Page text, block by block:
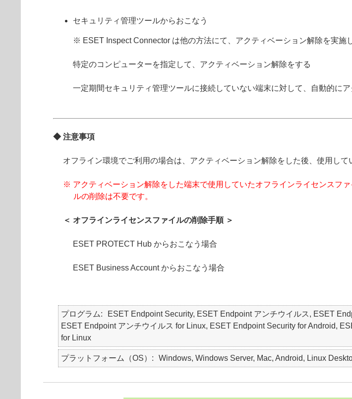
セキュリティ管理ツールからおこなう
※ ESET Inspect Connector は他の方法にて、アクティベーション解除を実施
特定のコンピューターを指定して、アクティベーション解除をする
一定期間セキュリティ管理ツールに接続していない端末に対して、自動的に
◆ 注意事項
オフライン環境でご利用の場合は、アクティベーション解除をした後、使用し
※ アクティベーション解除をした端末で使用していたオフラインライセンスフ
ルの削除は不要です。
＜ オフラインライセンスファイルの削除手順 ＞
ESET PROTECT Hub からおこなう場合
ESET Business Account からおこなう場合
プログラム
ESET Endpoint Security, ESET Endpoint アンチウイルス, ESET
ESET Endpoint アンチウイルス for Linux, ESET Endpoint Security for Android,
for Linux
プラットフォーム（OS） Windows, Windows Server, Mac, Android, Linux